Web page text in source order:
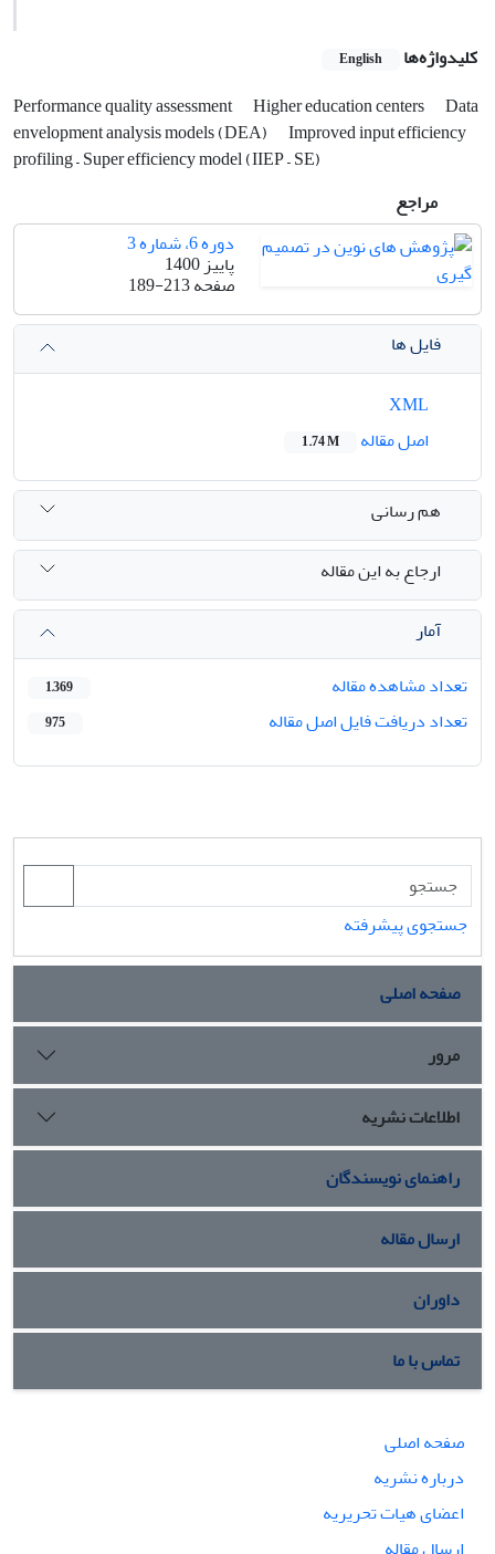
کلیدواژه‌ها English
Performance quality assessment Higher education centers
Data
envelopment analysis models (DEA)
Improved input efficiency
profiling – Super efficiency model (IIEP – SE)
مراجع
دوره 6، شماره 3
پاییز 1400
صفحه189-213
فایل ها
اصل مقاله
1.74 M
هم رسانی
ارجاع به این مقاله
آمار
تعداد مشاهده مقاله
1,369
تعداد دریافت فایل اصل مقاله 975
جستجوی پیشرفته
صفحه اصلی
مرور
اطلاعات نشریه
راهنمای نویسندگان
ارسال مقاله
داوران
تماس با ما
صفحه اصلی
درباره نشریه
اعضای هیات تحریریه